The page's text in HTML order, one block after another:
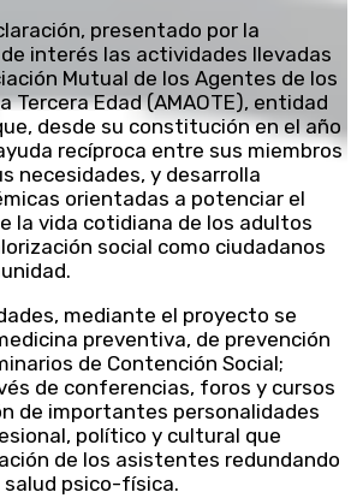
presentado por la
interés las actividades llevadas
Mutual de los Agentes de los
Tercera Edad (AMAOTE), entidad
desde su constitución en el año
recíproca entre sus miembros
necesidades, y desarrolla
orientadas a potenciar el
la vida cotidiana de los adultos
social como ciudadanos
mediante el proyecto se
preventiva, de prevención
de Contención Social;
de conferencias, foros y cursos
de importantes personalidades
político y cultural que
de los asistentes redundando
salud psico-física.